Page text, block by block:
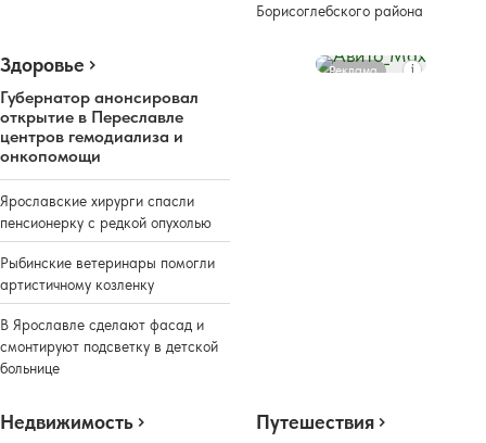
Борисоглебского района
Здоровье
Губернатор анонсировал
открытие в Переславле
центров гемодиализа и
онкопомощи
Ярославские хирурги спасли
пенсионерку с редкой опухолью
Рыбинские ветеринары помогли
артистичному козленку
В Ярославле сделают фасад и
смонтируют подсветку в детской
больнице
Реклама
Недвижимость Путешествия